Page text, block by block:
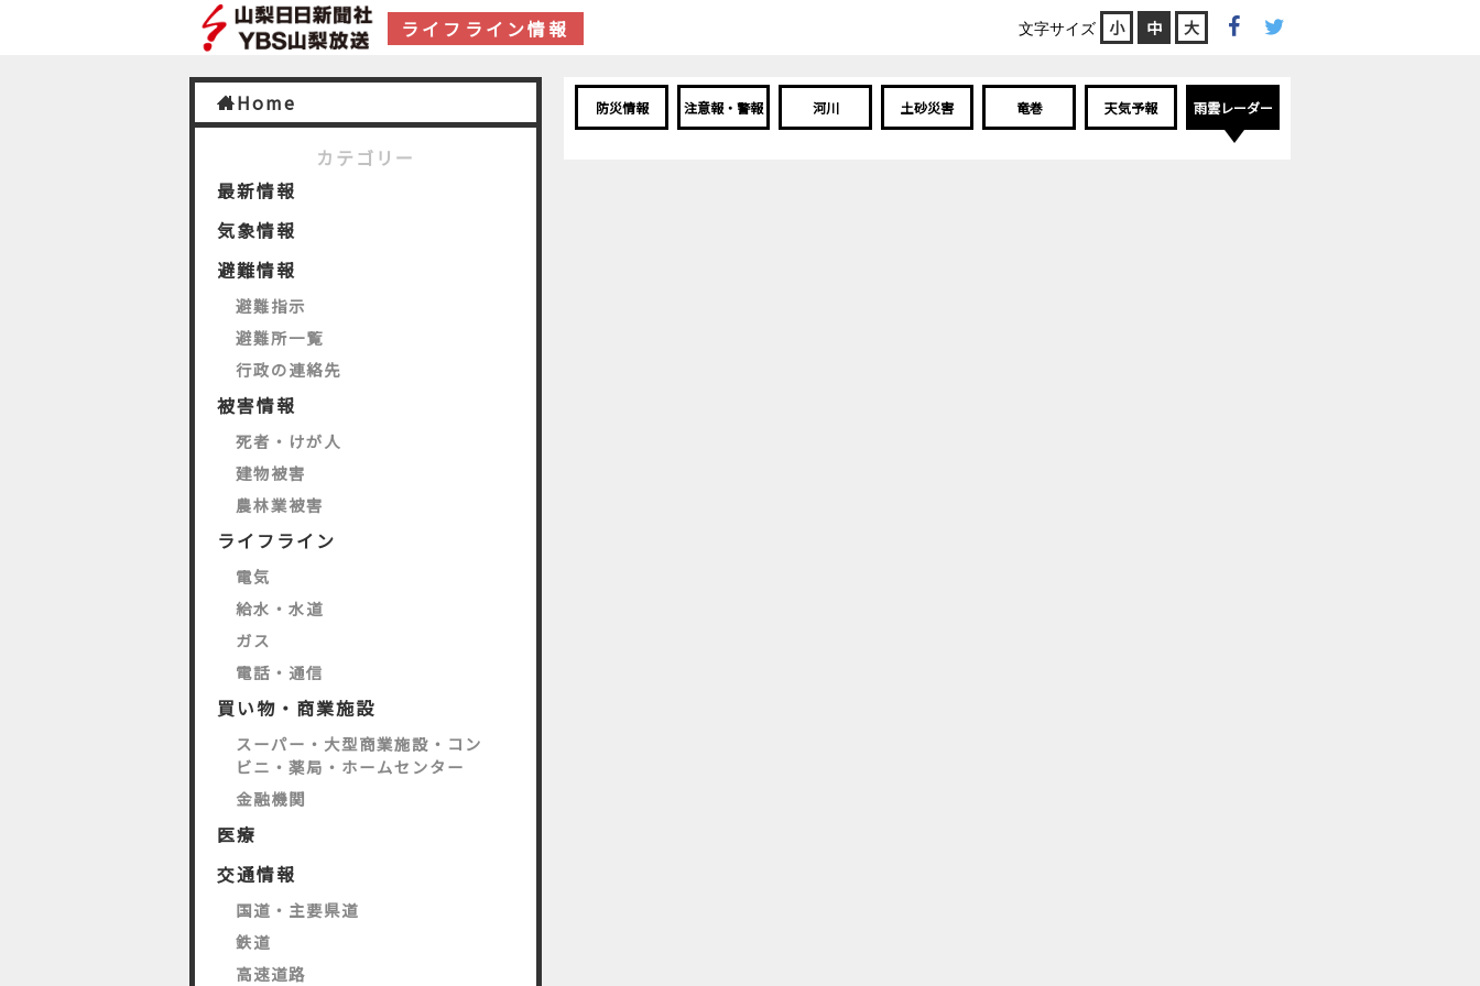
ライフライン情報 文字サイズ 小 中 大
Home
カテゴリー
最新情報
気象情報
避難情報
避難指示
避難所一覧
行政の連絡先
被害情報
死者・けが人
建物被害
農林業被害
ライフライン
電気
給水・水道
ガス
電話・通信
買い物・商業施設
スーパー・大型商業施設・コン
ビニ・薬局・ホームセンター
金融機関
医療
交通情報
国道・主要県道
鉄道
高速道路
防災情報 注意報・警報 河川 土砂災害 竜巻 天気予報 雨雲レーダー